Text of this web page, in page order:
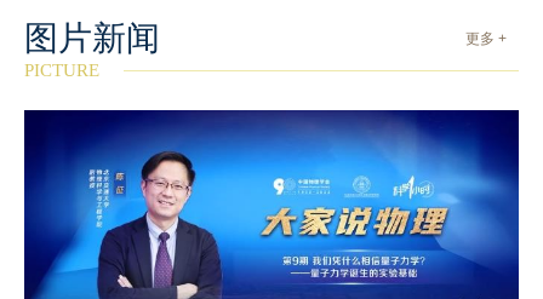
更多 +
图片新闻
PICTURE